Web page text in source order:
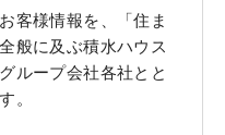
客様情報を、「住ま
般に及ぶ積水ハウス
ループ会社各社とと
。